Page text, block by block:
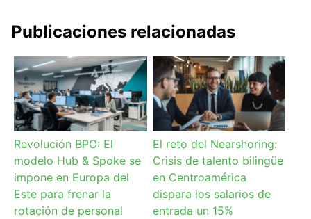
Publicaciones relacionadas
Revolución BPO: El
modelo Hub & Spoke se
impone en Europa del
Este para frenar la
rotación de personal
El reto del Nearshoring:
Crisis de talento bilingüe
en Centroamérica
dispara los salarios de
entrada un 15%